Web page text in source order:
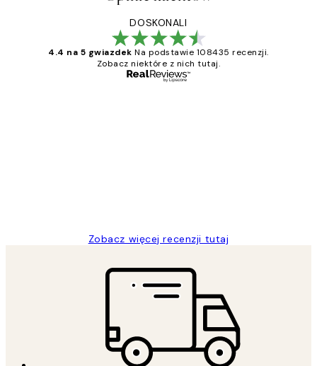
DOSKONALI
4.4 na 5 gwiazdek Na podstawie 108435 recenzji.
Zobacz niektóre z nich tutaj.
Zobacz więcej recenzji tutaj